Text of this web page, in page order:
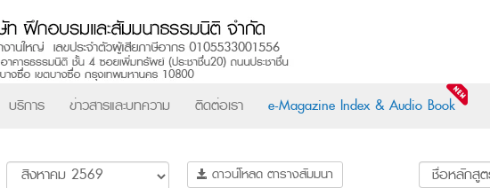
บริการ ข่าวสารและบทความ ติดต่อเรา e-Magazine Index & Audio Book
ดาวน์โหลด ตารางสัมมนา